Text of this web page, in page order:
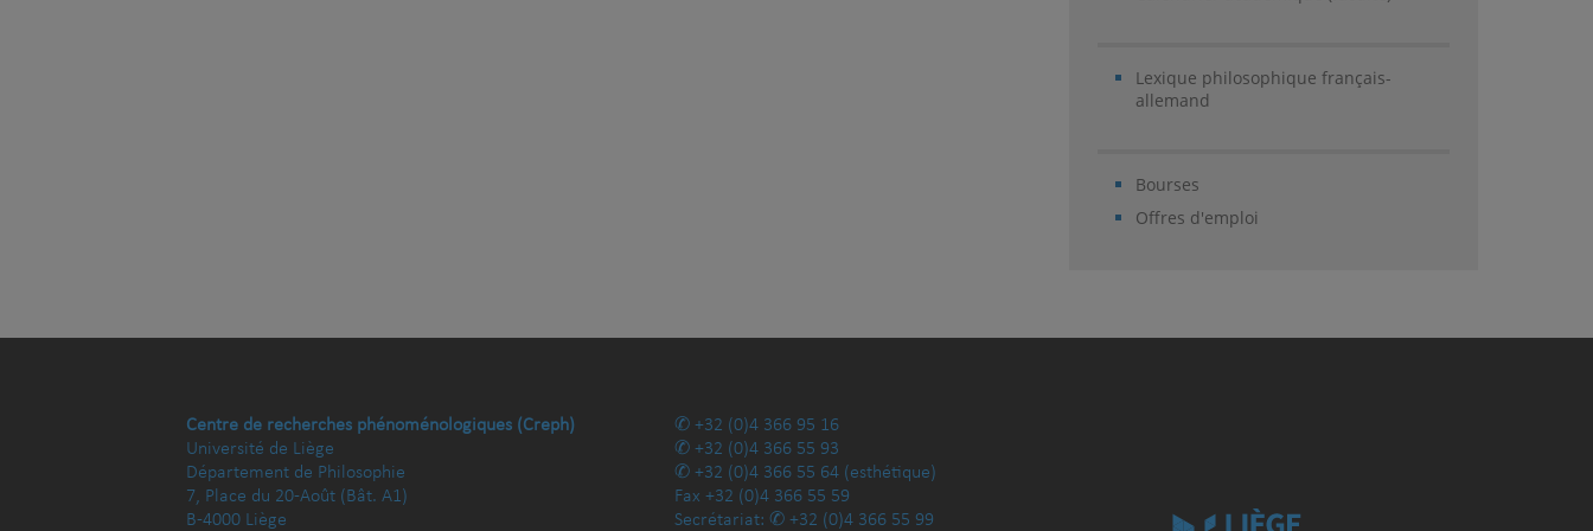
Lexique philosophique français-
allemand
Bourses
Offres d'emploi
Centre de recherches phénoménologiques (Creph)
Université de Liège
Département de Philosophie
7, Place du 20-Août (Bât. A1)
B-4000 Liège
+32 (0)4 366 95 16
+32 (0)4 366 55 93
+32 (0)4 366 55 64 (esthétique)
Fax +32 (0)4 366 55 59
Secrétariat:
+32 (0)4 366 55 99